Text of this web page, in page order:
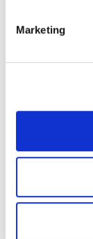
Marketing
Hosting, E-
Es ist
Welche
registrieren?
Kann ich
Was